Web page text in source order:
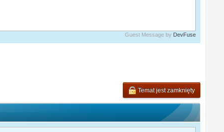
Guest Message by DevFuse
Temat jest zamknięty